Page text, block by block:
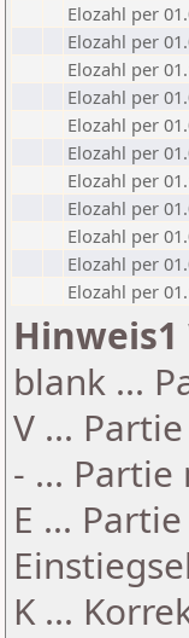
Elozahl per
Elozahl per
Elozahl per
Elozahl per
Elozahl per
Elozahl per
Elozahl per
Elozahl per
Elozahl per
Elozahl per
Elozahl per
Hinweis1
blank ...
V ...
- ...
E ...
K ...